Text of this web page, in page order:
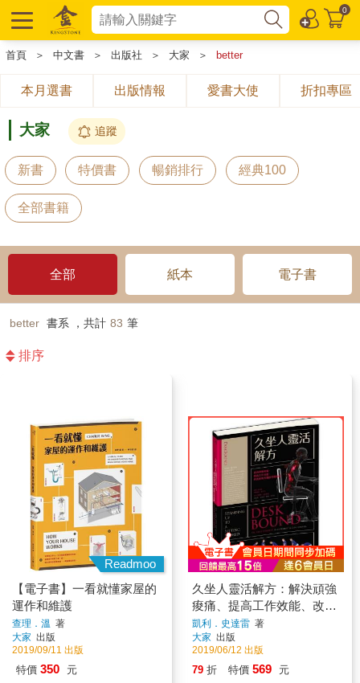
0
首頁 ＞ 中文書 ＞ 出版社 ＞ 大家 ＞ better
本月選書 出版情報 愛書大使 折扣專區
大家 追蹤
新書 特價書 暢銷排行 經典100
全部書籍
全部 紙本 電子書
better 書系 ，共計 83 筆
排序
Readmoo
【電子書】一看就懂家屋的
運作和維護
查理．溫 著
大家 出版
2019/09/11 出版
特價 350 元
久坐人靈活解方：解決頑強
痠痛、提高工作效能、改善
運動表現的終極指南
凱利．史達雷 著
大家 出版
2019/06/12 出版
79 折 特價 569 元